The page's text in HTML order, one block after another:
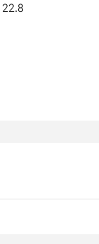
22.8